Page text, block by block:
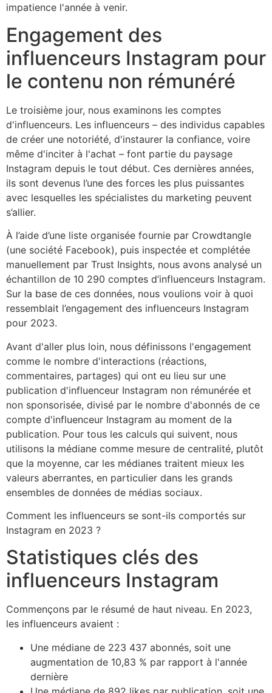
impatience l'année à venir.
Engagement des
influenceurs Instagram pour
le contenu non rémunéré
Le troisième jour, nous examinons les comptes
d'influenceurs. Les influenceurs – des individus capables
de créer une notoriété, d'instaurer la confiance, voire
même d'inciter à l'achat – font partie du paysage
Instagram depuis le tout début. Ces dernières années,
ils sont devenus l’une des forces les plus puissantes
avec lesquelles les spécialistes du marketing peuvent
s’allier.
À l’aide d’une liste organisée fournie par Crowdtangle
(une société Facebook), puis inspectée et complétée
manuellement par Trust Insights, nous avons analysé un
échantillon de 10 290 comptes d’influenceurs Instagram.
Sur la base de ces données, nous voulions voir à quoi
ressemblait l’engagement des influenceurs Instagram
pour 2023.
Avant d'aller plus loin, nous définissons l'engagement
comme le nombre d'interactions (réactions,
commentaires, partages) qui ont eu lieu sur une
publication d'influenceur Instagram non rémunérée et
non sponsorisée, divisé par le nombre d'abonnés de ce
compte d'influenceur Instagram au moment de la
publication. Pour tous les calculs qui suivent, nous
utilisons la médiane comme mesure de centralité, plutôt
que la moyenne, car les médianes traitent mieux les
valeurs aberrantes, en particulier dans les grands
ensembles de données de médias sociaux.
Comment les influenceurs se sont-ils comportés sur
Instagram en 2023 ?
Statistiques clés des
influenceurs Instagram
Commençons par le résumé de haut niveau. En 2023,
les influenceurs avaient :
Une médiane de 223 437 abonnés, soit une
augmentation de 10,83 % par rapport à l'année
dernière